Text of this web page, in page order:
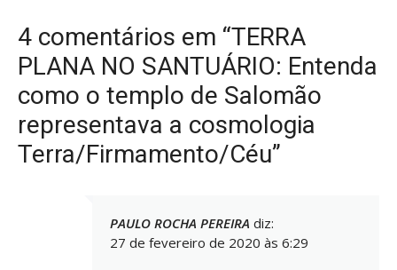
4 comentários em “TERRA
PLANA NO SANTUÁRIO: Entenda
como o templo de Salomão
representava a cosmologia
Terra/Firmamento/Céu”
PAULO ROCHA PEREIRA diz:
27 de fevereiro de 2020 às 6:29